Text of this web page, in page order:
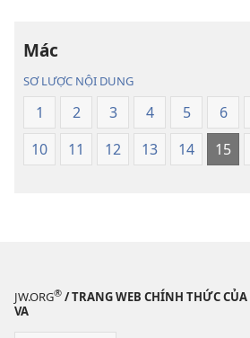
Mác
SƠ LƯỢC NỘI DUNG
1 2 3 4 5 6
10
11 12 13 14 15
JW.ORG® / TRANG WEB CHÍNH THỨC
VA